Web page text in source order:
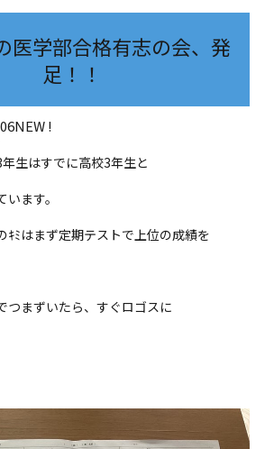
医学部合格有志の会、発
足！！
NEW !
生はすでに高校3年生と
ます。
ｷﾐはまず定期テストで上位の成績を
つまずいたら、すぐロゴスに